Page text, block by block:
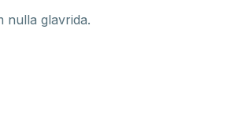
nulla glavrida.